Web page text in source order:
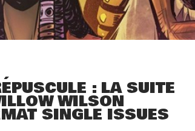
: LA SUITE
WILSON
SINGLE ISSUES